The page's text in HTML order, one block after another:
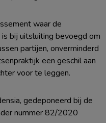
waar de
bij uitsluiting bevoegd om
partijen, onverminderd
een geschil aan
voor te leggen.
gedeponeerd bij de
nummer 82/2020